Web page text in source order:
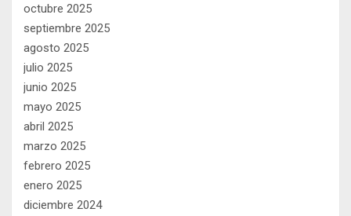
octubre 2025
septiembre 2025
agosto 2025
julio 2025
junio 2025
mayo 2025
abril 2025
marzo 2025
febrero 2025
enero 2025
diciembre 2024